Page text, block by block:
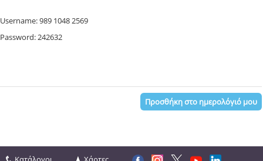
Username: 989 1048 2569
Password: 242632
Προσθήκη στο ημερολόγιό μου